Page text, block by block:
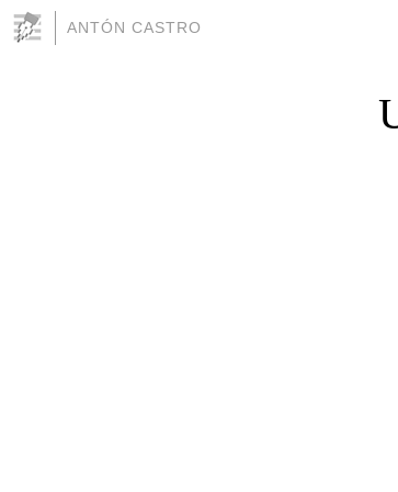
ANTÓN CASTRO